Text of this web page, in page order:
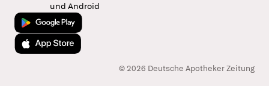
und Android
Jetzt bei Google Play
Laden im App Store
© 2026 Deutsche Apotheker Zeitung